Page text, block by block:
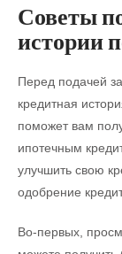
Советы
истории
Перед подачей
кредитная
поможет вам
ипотечным
улучшить свою
одобрение
Во-первых,